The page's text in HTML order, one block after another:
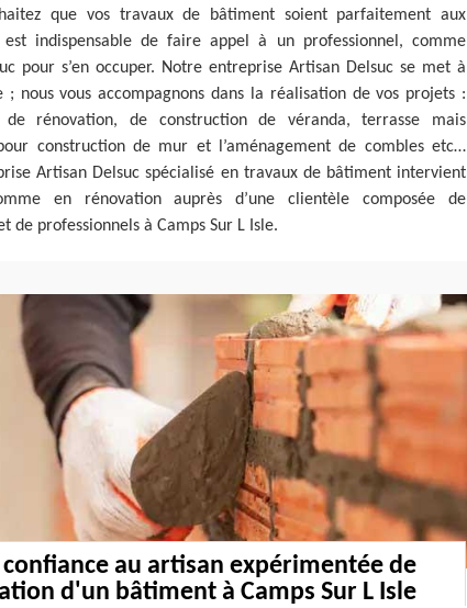
que vos travaux de bâtiment soient parfaitement aux
indispensable de faire appel à un professionnel, comme
pour s’en occuper. Notre entreprise Artisan Delsuc se met à
; nous vous accompagnons dans la réalisation de vos projets :
de rénovation, de construction de véranda, terrasse mais
construction de mur et l’aménagement de combles etc…
Artisan Delsuc spécialisé en travaux de bâtiment intervient
en rénovation auprès d’une clientèle composée de
de professionnels à Camps Sur L Isle.
confiance au artisan expérimentée de
d'un bâtiment à Camps Sur L Isle